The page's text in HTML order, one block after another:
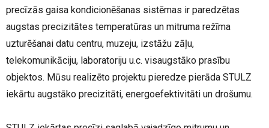
precīzās gaisa kondicionēšanas sistēmas ir paredzētas
augstas precizitātes temperatūras un mitruma režīma
uzturēšanai datu centru, muzeju, izstāžu zāļu,
telekomunikāciju, laboratoriju u.c. visaugstāko prasību
objektos. Mūsu realizēto projektu pieredze pierāda STULZ
iekārtu augstāko precizitāti, energoefektivitāti un drošumu.